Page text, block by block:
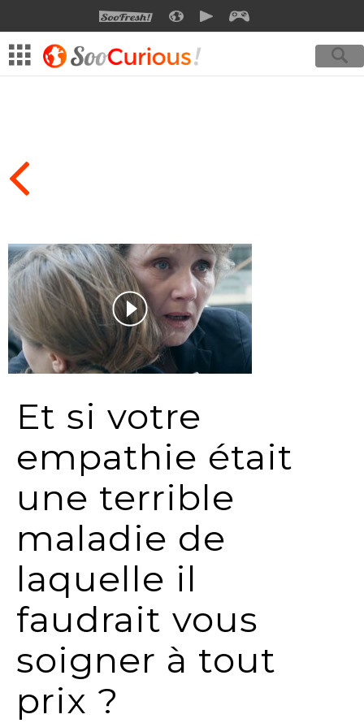
SOOFRESHSOOCURIOUSSOOMOTION
Et si votre
empathie était
une terrible
maladie de
laquelle il
faudrait vous
soigner à tout
prix ?